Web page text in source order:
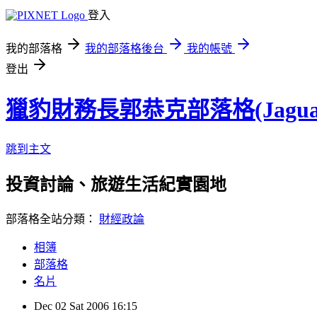
登入
我的部落格 我的部落格後台
我的帳號
登出
獵豹財務長郭恭克部落格
跳到主文
投資討論、旅遊生活紀實園地
部落格全站分類： 財經政論
相簿
部落格
名片
Dec 02 Sat 2006 16:15